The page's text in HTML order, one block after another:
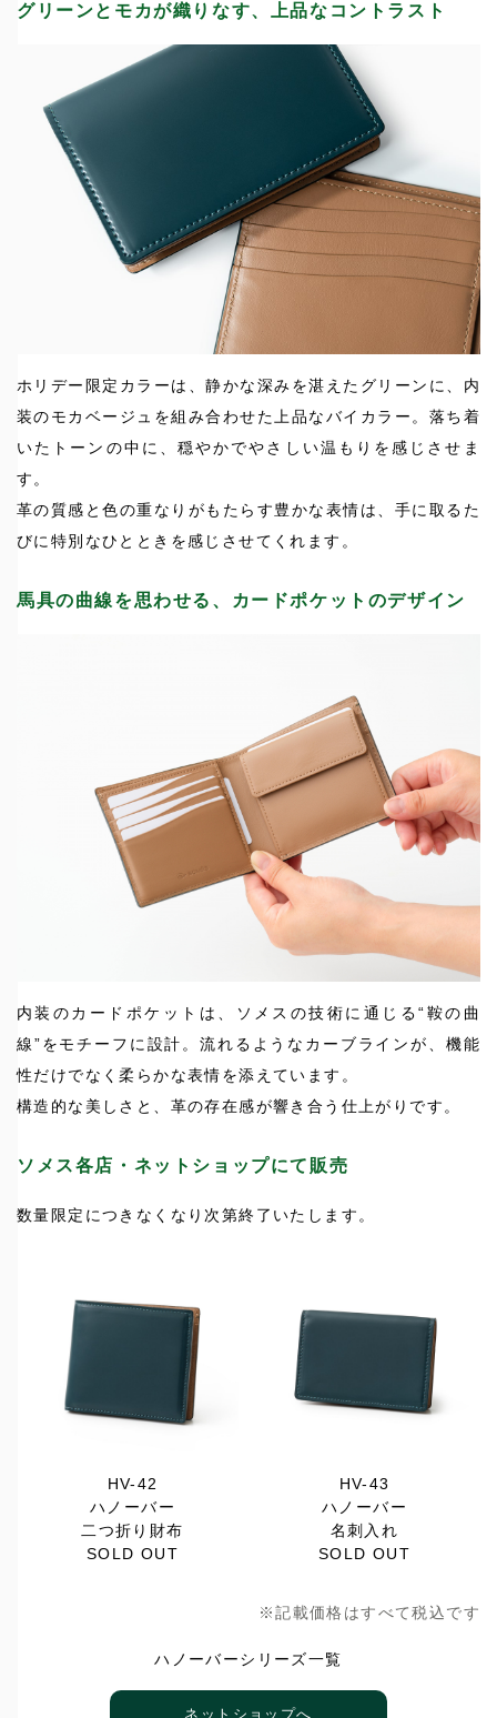
グリーンとモカが織りなす、上品なコントラスト
ホリデー限定カラーは、静かな深みを湛えたグリーンに、内
装のモカベージュを組み合わせた上品なバイカラー。落ち着
いたトーンの中に、穏やかでやさしい温もりを感じさせま
す。
革の質感と色の重なりがもたらす豊かな表情は、手に取るた
びに特別なひとときを感じさせてくれます。
馬具の曲線を思わせる、カードポケットのデザイン
内装のカードポケットは、ソメスの技術に通じる“鞍の曲
線”をモチーフに設計。流れるようなカーブラインが、機能
性だけでなく柔らかな表情を添えています。
構造的な美しさと、革の存在感が響き合う仕上がりです。
ソメス各店・ネットショップにて販売
数量限定につきなくなり次第終了いたします。
HV-42
ハノーバー
二つ折り財布
SOLD OUT
HV-43
ハノーバー
名刺入れ
SOLD OUT
※記載価格はすべて税込です
ハノーバーシリーズ一覧